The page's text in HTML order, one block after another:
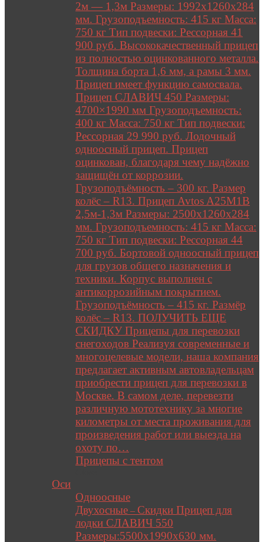
2м — 1,3м Размеры: 1992х1260х284
мм. Грузоподъемность: 415 кг Масса:
750 кг Тип подвески: Рессорная 41
900 руб. Высококачественный прицеп
из полностью оцинкованного металла.
Толщина борта 1,6 мм, а рамы 3 мм.
Прицеп имеет функцию самосвала.
Прицеп СЛАВИЧ 450 Размеры:
4700×1990 мм Грузоподъемность:
400 кг Масса: 750 кг Тип подвески:
Рессорная 29 990 руб. Лодочный
одноосный прицеп. Прицеп
оцинкован, благодаря чему надёжно
защищён от коррозии.
Грузоподъёмность – 300 кг. Размер
колёс – R13. Прицеп Avtos A25M1B
2,5м-1,3м Размеры: 2500х1260х284
мм. Грузоподъемность: 415 кг Масса:
750 кг Тип подвески: Рессорная 44
700 руб. Бортовой одноосный прицеп
для грузов общего назначения и
техники. Корпус выполнен с
антикоррозийным покрытием.
Грузоподъёмность – 415 кг. Размёр
колёс – R13. ПОЛУЧИТЬ ЕЩЕ
СКИДКУ Прицепы для перевозки
снегоходов Реализуя современные и
многоцелевые модели, наша компания
предлагает активным автовладельцам
приобрести прицеп для перевозки в
Москве. В самом деле, перевезти
различную мототехнику за многие
километры от места проживания для
произведения работ или выезда на
охоту по…
Прицепы с тентом
Оси
Одноосные
Двухосные – Скидки Прицеп для
лодки СЛАВИЧ 550
Размеры:5500х1990х630 мм.